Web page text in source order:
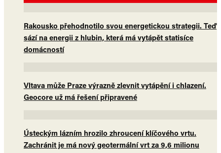
Rakousko přehodnotilo svou energetickou strategii. Teď
sází na energii z hlubin, která má vytápět statisíce
domácností
Vltava může Praze výrazně zlevnit vytápění i chlazení.
Geocore už má řešení připravené
Ústeckým lázním hrozilo zhroucení klíčového vrtu.
Zachránit je má nový geotermální vrt za 9,6 milionu